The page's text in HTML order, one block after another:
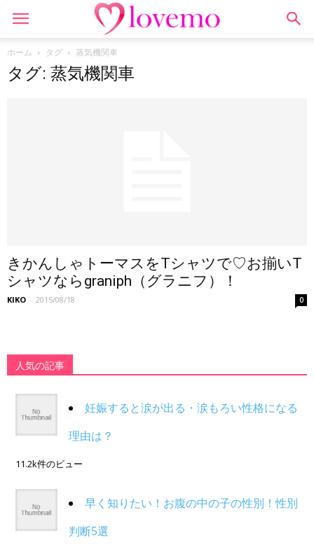
ホーム タグ 蒸気機関車
タグ: 蒸気機関車
きかんしゃトーマスをTシャツで♡お揃いT
シャツならgraniph（グラニフ）！
KIKO - 2015/08/18 0
人気の記事
妊娠すると涙が出る・涙もろい性格になる
理由は？
11.2k件のビュー
早く知りたい！お腹の中の子の性別！性別
判断5選